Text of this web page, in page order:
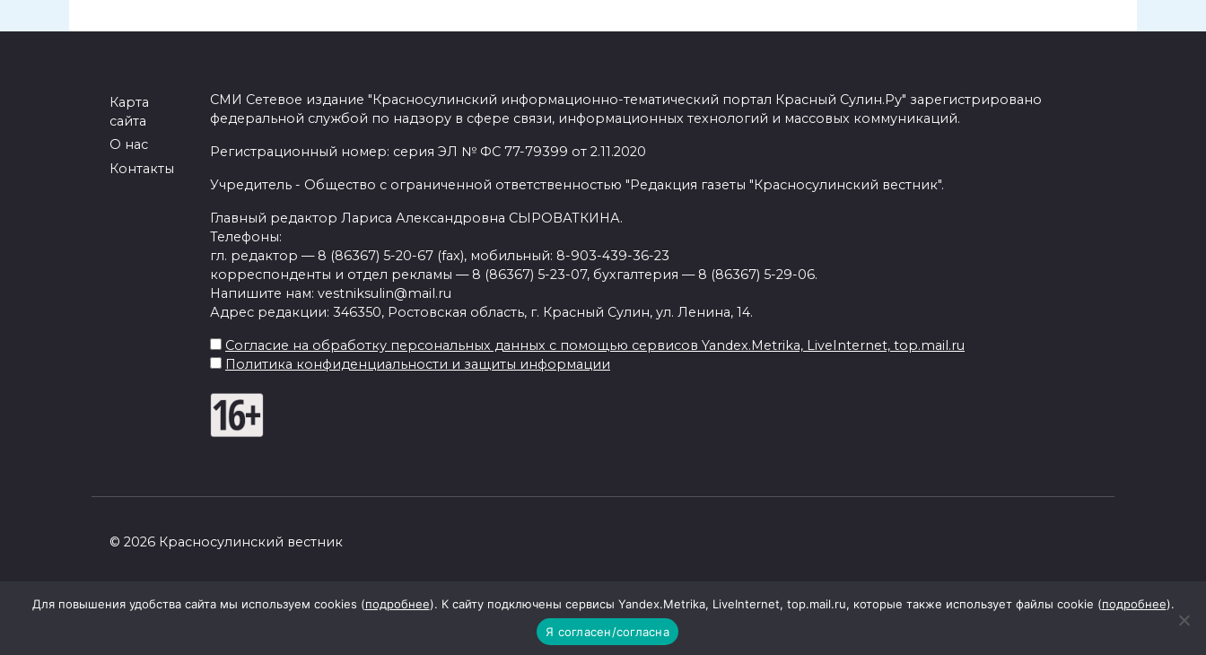
Карта
сайта
О нас
Контакты
СМИ Сетевое издание "Красносулинский информационно-тематический портал Красный Сулин.Ру" зарегистрировано
федеральной службой по надзору в сфере связи, информационных технологий и массовых коммуникаций.
Регистрационный номер: серия ЭЛ № ФС 77-79399 от 2.11.2020
Учредитель - Общество с ограниченной ответственностью "Редакция газеты "Красносулинский вестник".
Главный редактор Лариса Александровна СЫРОВАТКИНА.
Телефоны:
гл. редактор — 8 (86367) 5-20-67 (fax), мобильный: 8-903-439-36-23
корреспонденты и отдел рекламы — 8 (86367) 5-23-07, бухгалтерия — 8 (86367) 5-29-06.
Напишите нам: vestniksulin@mail.ru
Адрес редакции: 346350, Ростовская область, г. Красный Сулин, ул. Ленина, 14.
Согласие на обработку персональных данных с помощью сервисов Yandex.Metrika, LiveInternet, top.mail.ru
Политика конфиденциальности и защиты информации
© 2026 Красносулинский вестник
Для повышения удобства сайта мы используем cookies (подробнее). К сайту подключены сервисы Yandex.Metrika, LiveInternet, top.mail.ru, которые также использует файлы cookie (подробнее).
Я согласен/согласна